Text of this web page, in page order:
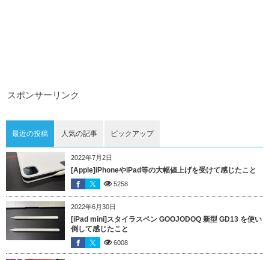
スポンサーリンク
最近の投稿 人気の記事 ピックアップ
2022年7月2日
[Apple]iPhoneやiPad等の大幅値上げを受けて感じたこと
5258
2022年6月30日
[iPad mini]スタイラスペン GOOJODOQ 新型 GD13 を使い
倒して感じたこと
6008